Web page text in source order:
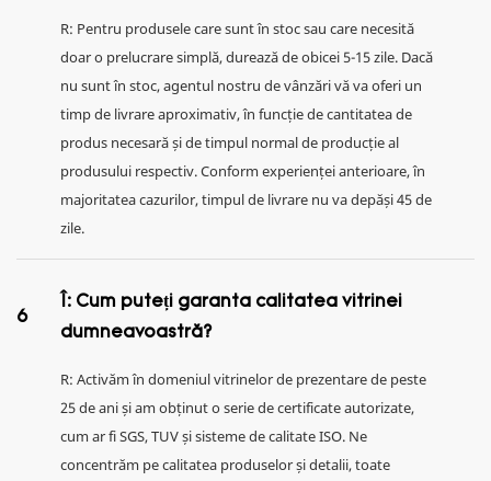
R: Pentru produsele care sunt în stoc sau care necesită
doar o prelucrare simplă, durează de obicei 5-15 zile. Dacă
nu sunt în stoc, agentul nostru de vânzări vă va oferi un
timp de livrare aproximativ, în funcție de cantitatea de
produs necesară și de timpul normal de producție al
produsului respectiv. Conform experienței anterioare, în
majoritatea cazurilor, timpul de livrare nu va depăși 45 de
zile.
6
Î: Cum puteți garanta calitatea vitrinei
dumneavoastră?
R: Activăm în domeniul vitrinelor de prezentare de peste
25 de ani și am obținut o serie de certificate autorizate,
cum ar fi SGS, TUV și sisteme de calitate ISO. Ne
concentrăm pe calitatea produselor și detalii, toate